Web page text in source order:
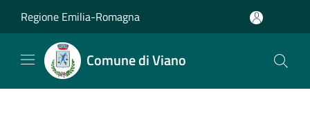
Regione Emilia-Romagna
Comune di Viano